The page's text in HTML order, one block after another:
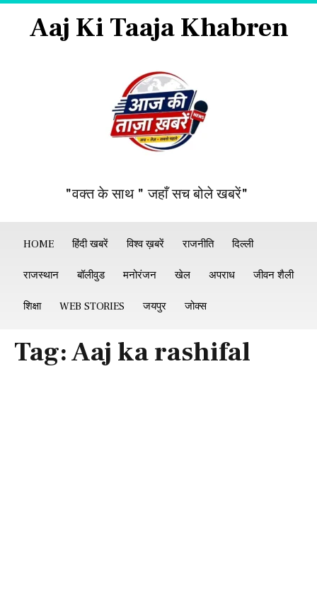
Aaj Ki Taaja Khabren
"वक्त के साथ " जहाँ सच बोले खबरें"
HOME हिंदी खबरें विश्व ख़बरें राजनीति दिल्ली
राजस्थान बॉलीवुड मनोरंजन खेल अपराध जीवन शैली
शिक्षा WEB STORIES जयपुर जोक्स
Tag:Aaj ka rashifal